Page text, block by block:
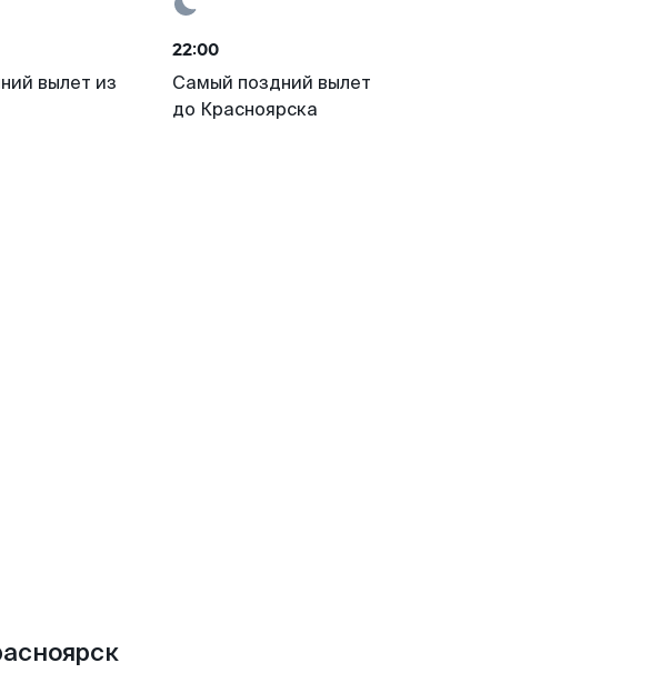
вылет из
22:00
Самый поздний вылет
до Красноярска